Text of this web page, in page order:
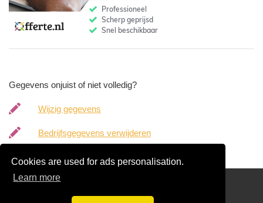
Cookies are used for ads personalisation.
Learn more
Gegevens onjuist of niet volledig?
Wijzig gegevens
Bedrijfsgegevens verwijderen
Gratis Boekhouder Offertes Vergelijken